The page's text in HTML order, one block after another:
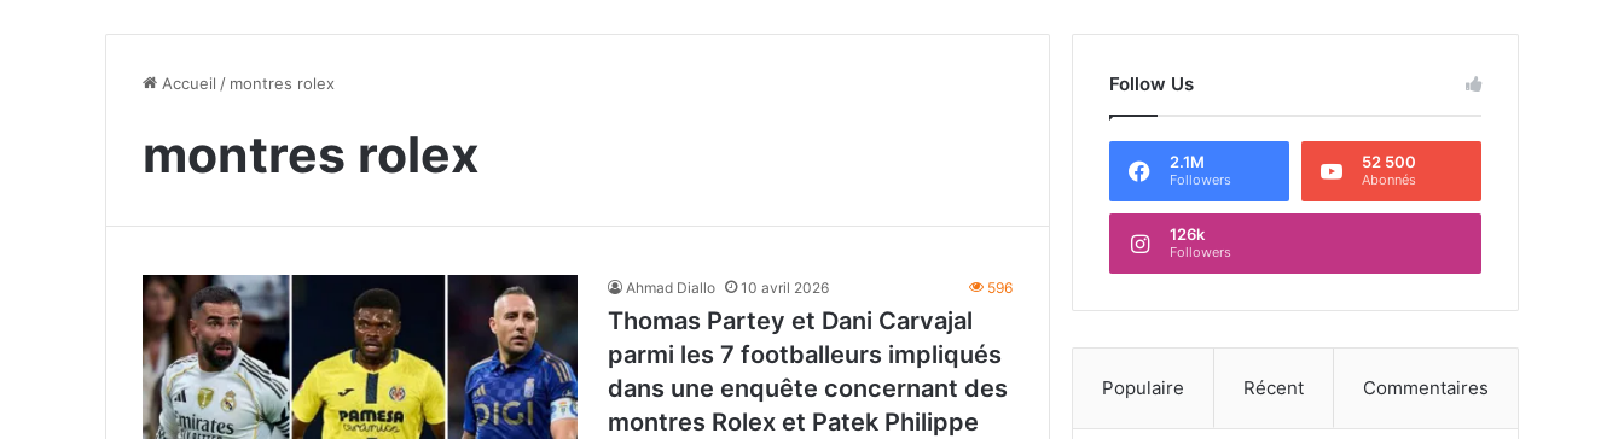
Accueil / montres rolex
montres rolex
Ahmad Diallo 10 avril 2026 596
Thomas Partey et Dani Carvajal
parmi les 7 footballeurs impliqués
dans une enquête concernant des
montres Rolex et Patek Philippe
Follow Us
2.1M
Followers
52 500
Abonnés
126k
Followers
Populaire Récent Commentaires